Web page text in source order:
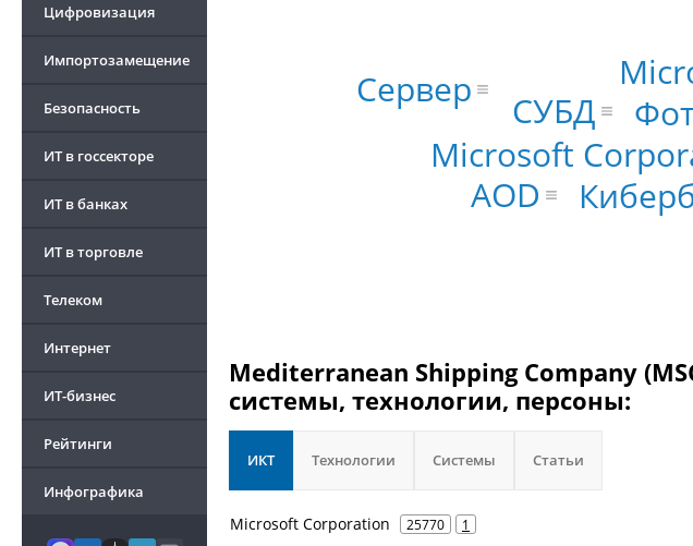
Цифровизация
Импортозамещение
Безопасность
ИТ в госсекторе
ИТ в банках
ИТ в торговле
Телеком
Интернет
ИТ-бизнес
Рейтинги
Инфографика
Microsoft
СУБД
Сервер
AOD
Mediterranean Shipping Company
системы, технологии, персоны:
ИКТ Технологии Системы Статьи
Microsoft Corporation 25770 1